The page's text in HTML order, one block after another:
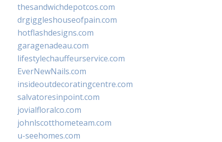
thesandwichdepotcos.com
drgiggleshouseofpain.com
hotflashdesigns.com
garagenadeau.com
lifestylechauffeurservice.com
EverNewNails.com
insideoutdecoratingcentre.com
salvatoresinpoint.com
jovialfloralco.com
johnlscotthometeam.com
u-seehomes.com